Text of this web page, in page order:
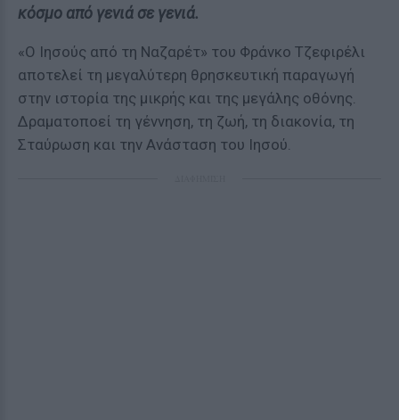
κόσμο από γενιά σε γενιά.
«Ο Ιησούς από τη Ναζαρέτ» του Φράνκο Τζεφιρέλι
αποτελεί τη μεγαλύτερη θρησκευτική παραγωγή
στην ιστορία της μικρής και της μεγάλης οθόνης.
Δραματοποεί τη γέννηση, τη ζωή, τη διακονία, τη
Σταύρωση και την Ανάσταση του Ιησού.